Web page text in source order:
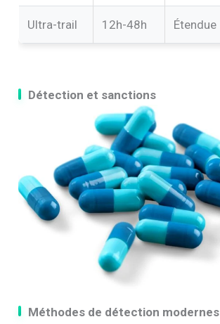
Ultra-trail 12h-48h Étendue
Détection et sanctions
Méthodes de détection modernes